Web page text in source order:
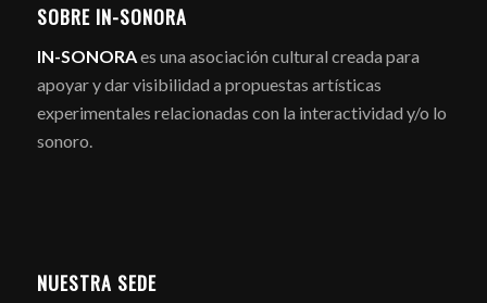
SOBRE IN-SONORA
IN-SONORAes una asociación cultural creada para
apoyar y dar visibilidad a propuestas artísticas
experimentales relacionadas con la interactividad y/o lo
sonoro.
NUESTRA SEDE